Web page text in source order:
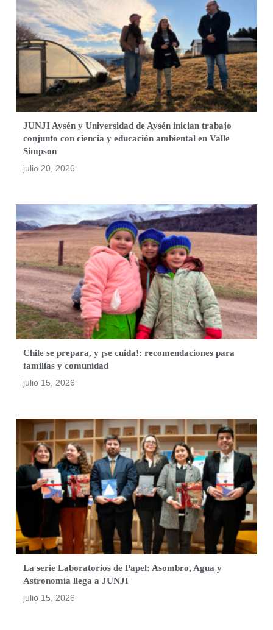
JUNJI Aysén y Universidad de Aysén inician trabajo
conjunto con ciencia y educación ambiental en Valle
Simpson
julio 20, 2026
Chile se prepara, y ¡se cuida!: recomendaciones para
familias y comunidad
julio 15, 2026
La serie Laboratorios de Papel: Asombro, Agua y
Astronomía llega a JUNJI
julio 15, 2026